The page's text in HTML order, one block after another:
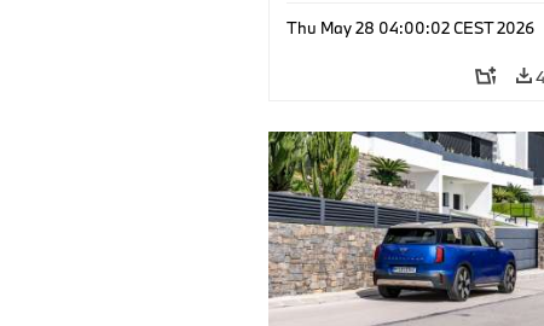
Thu May 28 04:00:02 CEST 2026